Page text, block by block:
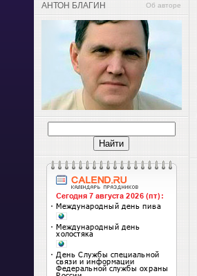
АНТОН БЛАГИН Об авторе